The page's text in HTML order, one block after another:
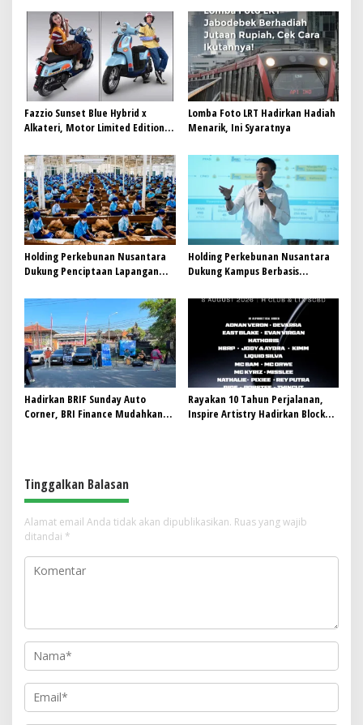
s
i
p
o
s
Fazzio Sunset Blue Hybrid x
Alkateri, Motor Limited Edition
Future Lo
Lomba Foto LRT Hadirkan Hadiah
Menarik, Ini Syaratnya
Holding Perkebunan Nusantara
Dukung Penciptaan Lapangan
Pekerja di Pabrik Tembakau
Holding Perkebunan Nusantara
Dukung Kampus Berbasis
Jadi Mahasiswa Angkatan
Pertama Magister ITSI
Hadirkan BRIF Sunday Auto
Corner, BRI Finance Mudahkan
Rayakan 10 Tahun Perjalanan,
Inspire Artistry Hadirkan Block
Tinggalkan Balasan
Alamat email Anda tidak akan dipublikasikan. Ruas yang wajib
ditandai *